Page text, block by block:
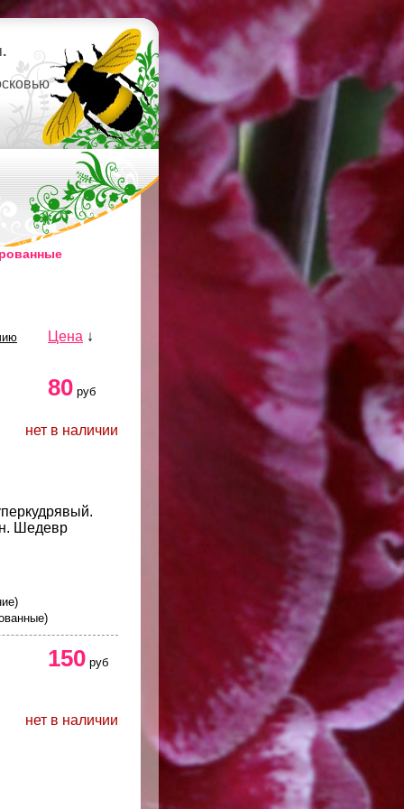
Цена ↓
80 руб
нет в наличии
Шедевр
150 руб
нет в наличии